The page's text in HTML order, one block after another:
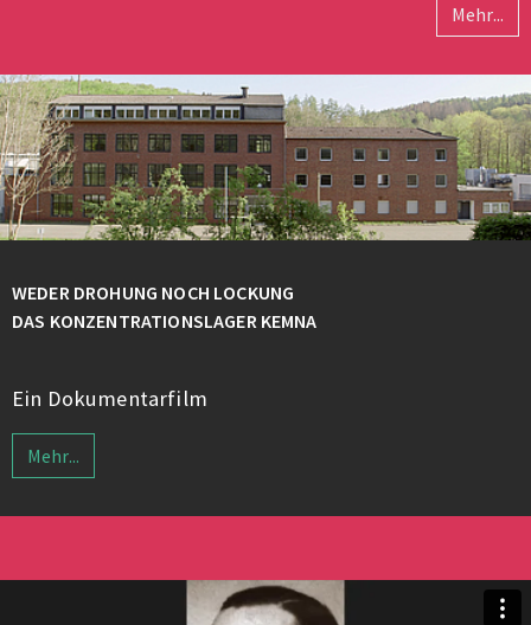
Mehr...
WEDER DROHUNG NOCH LOCKUNG
DAS KONZENTRATIONSLAGER KEMNA
Ein Dokumentarfilm
Mehr...